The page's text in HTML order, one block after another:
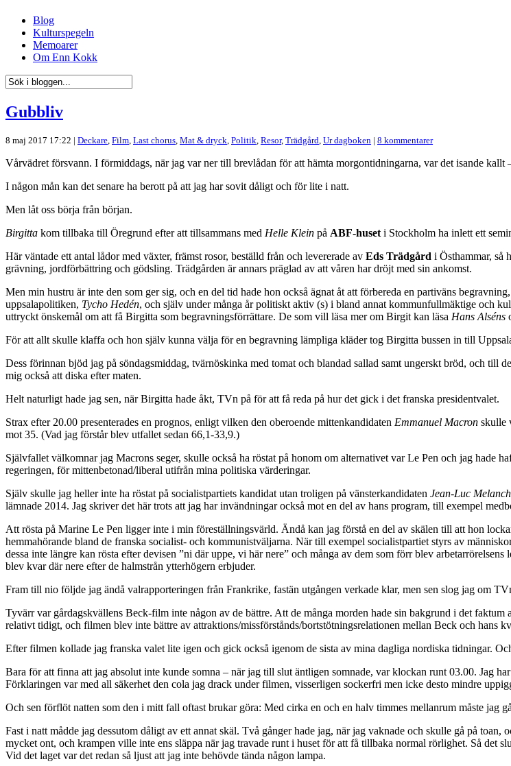
Blog
Kulturspegeln
Memoarer
Om Enn Kokk
Gubbliv
8 maj 2017 17:22 | Deckare, Film, Last chorus, Mat & dryck, Politik, Resor, Trädgård, Ur dagboken | 8 kommentarer
Vårvädret försvann. I förmiddags, när jag var ner till brevlådan för att hämta morgontidningarna, var det isande kallt
I någon mån kan det senare ha berott på att jag har sovit dåligt och för lite i natt.
Men låt oss börja från början.
Birgitta kom tillbaka till Öregrund efter att tillsammans med Helle Klein på ABF-huset i Stockholm ha inlett ett
Här väntade ett antal lådor med växter, främst rosor, beställd från och levererade av Eds Trädgård i Östhammar, så
grävning, jordförbättring och gödsling. Trädgården är annars präglad av att våren har dröjt med sin ankomst.
Men min hustru är inte den som ger sig, och en del tid hade hon också ägnat åt att förbereda en partiväns
uppsalapolitiken, Tycho Hedén, och själv under många år politiskt aktiv (s) i bland annat kommunfullmäktige och
uttryckt önskemål om att få Birgitta som begravningsförrättare. De som vill läsa mer om Birgit kan läsa Hans Alséns
För att allt skulle klaffa och hon själv kunna välja för en begravning lämpliga kläder tog Birgitta bussen in till
Dess förinnan bjöd jag på söndagsmiddag, tvärnöskinka med tomat och blandad sallad samt ungerskt bröd, och
mig också att diska efter maten.
Helt naturligt hade jag sen, när Birgitta hade åkt, TVn på för att få reda på hur det gick i det franska presidentvalet.
Strax efter 20.00 presenterades en prognos, enligt vilken den oberoende mittenkandidaten Emmanuel Macron skulle
mot 35. (Vad jag förstår blev utfallet sedan 66,1-33,9.)
Självfallet välkomnar jag Macrons seger, skulle också ha röstat på honom om alternativet var Le Pen och jag hade
regeringen, för mittenbetonad/liberal utifrån mina politiska värderingar.
Själv skulle jag heller inte ha röstat på socialistpartiets kandidat utan troligen på vänsterkandidaten Jean-Luc
lämnade 2014. Jag skriver det här trots att jag har invändningar också mot en del av hans program, till exempel
Att rösta på Marine Le Pen ligger inte i min föreställningsvärld. Ändå kan jag förstå en del av skälen till att hon
hemmahörande bland de franska socialist- och kommunistväljarna. När till exempel socialistpartiet styrs av
dessa inte längre kan rösta efter devisen ”ni där uppe, vi här nere” och många av dem som förr blev
blev kvar där nere efter de halmstrån ytterhögern erbjuder.
Fram till nio följde jag ändå valrapporteringen från Frankrike, fastän utgången verkade klar, men sen slog jag om
Tyvärr var gårdagskvällens Beck-film inte någon av de bättre. Att de många morden hade sin bakgrund i det
relativt tidigt, och filmen blev inte bättre av attraktions/missförstånds/bortstötningsrelationen mellan Beck och hans
Efter filmen kollade jag franska valet lite igen och gick också igenom de sista av mina dagliga nordiska tidningar.
Bara för att finna att jag absolut inte kunde somna – när jag till slut äntligen somnade, var klockan runt 03.00. Jag
Förklaringen var med all säkerhet den cola jag drack under filmen, visserligen sockerfri men icke desto mindre
Och sen förflöt natten som den i mitt fall oftast brukar göra: Med cirka en och en halv timmes mellanrum måste jag
Fast i natt mådde jag dessutom dåligt av ett annat skäl. Två gånger hade jag, när jag vaknade och skulle gå på
mycket ont, och krampen ville inte ens släppa när jag travade runt i huset för att få tillbaka normal rörlighet. Så det
Vid det laget var det redan så ljust att jag inte behövde tända någon lampa.